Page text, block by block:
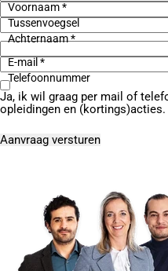
Voornaam *
Tussenvoegsel
Achternaam *
E-mail *
Telefoonnummer
Ja, ik wil graag per mail of
opleidingen en (kortings)acties.